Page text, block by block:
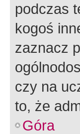
podczas
kogoś
zaznacz
czy na
to, że
Góra